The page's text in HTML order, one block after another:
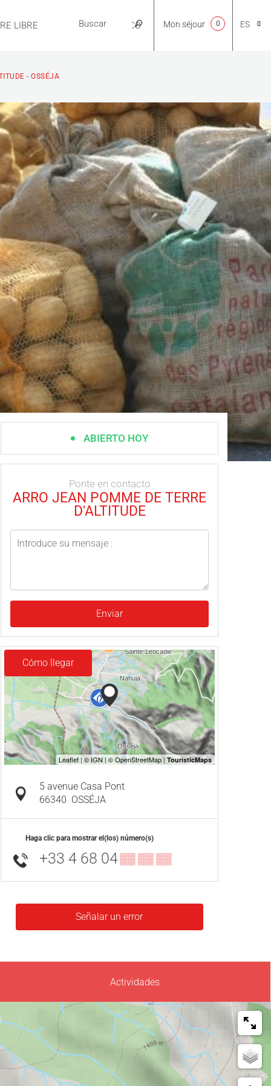
LIBRE PRÁCTICO
NL
FR
ES
Mon séjour 0
- OSSÉJA
ABIERTO HOY
Ponte en contacto
ARRO JEAN POMME DE TERRE
D'ALTITUDE
Enviar
Cómo llegar
5 avenue Casa Pont
66340 OSSÉJA
Haga clic para mostrar el(los) número(s)
+33 4 68 04▒▒ ▒▒ ▒▒
Señalar un error
Actividades